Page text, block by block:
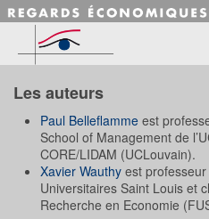
Accéder au contenu principal
Les auteurs
Paul Belleflamme est
School of Management de
CORE/LIDAM (UCLouvain).
Xavier Wauthy est
Universitaires Saint Louis et
Recherche en Economie